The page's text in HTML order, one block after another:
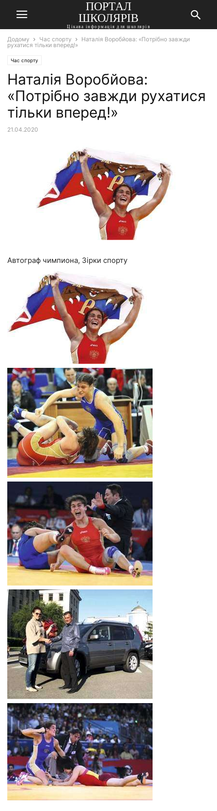
ПОРТАЛ
ШКОЛЯРІВ
Цікава інформація для школярів
Додому Час спорту
Наталія Воробйова: «Потрібно завжди
рухатися тільки вперед!»
Час спорту
Наталія Воробйова:
«Потрібно завжди рухатися
тільки вперед!»
21.04.2020
Автограф чимпиона, Зірки спорту